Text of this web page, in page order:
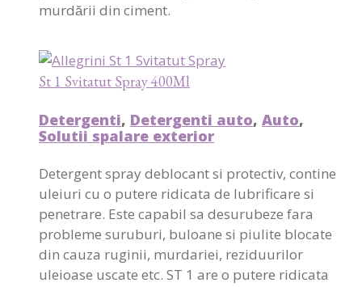
murdării din ciment.
St 1 Svitatut Spray 400Ml
Detergenti, Detergenti auto, Auto,
Solutii spalare exterior
Detergent spray deblocant si protectiv, contine
uleiuri cu o putere ridicata de lubrificare si
penetrare. Este capabil sa desurubeze fara
probleme suruburi, buloane si piulite blocate
din cauza ruginii, murdariei, reziduurilor
uleioase uscate etc. ST 1 are o putere ridicata